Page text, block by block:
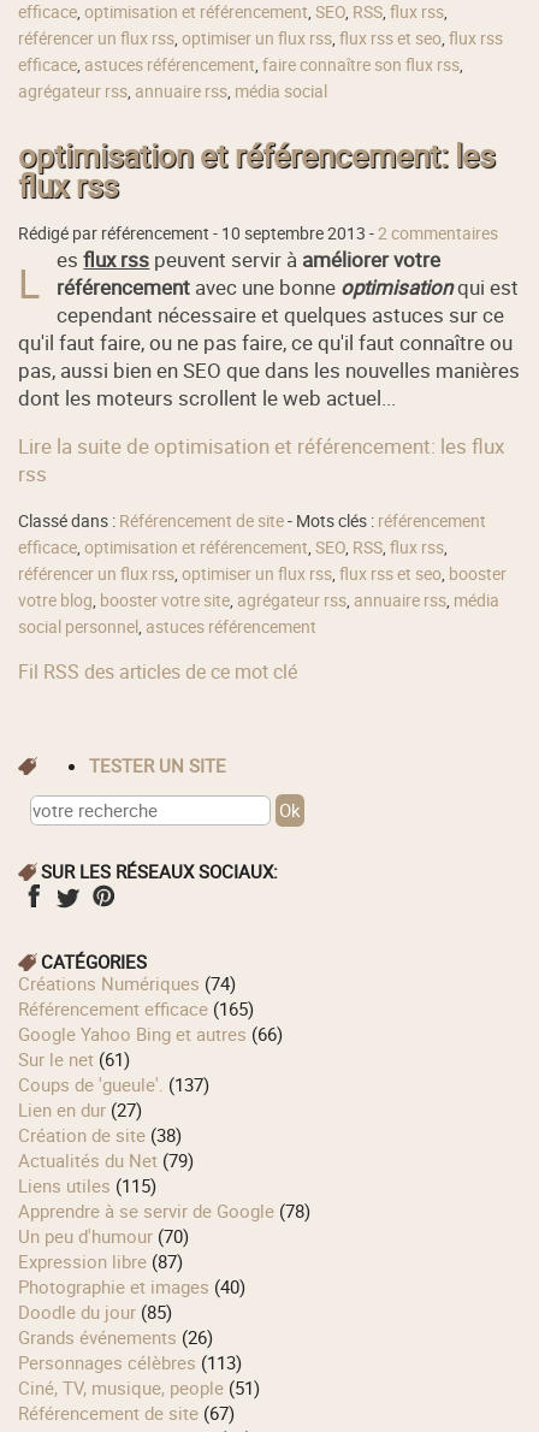
efficace,optimisation et référencement,SEO, RSS,flux rss,
référencer un flux rss,optimiser un flux rss,flux rss et seo,flux rss
efficace, astuces référencement,faire connaître son flux rss,
agrégateur rss, annuaire rss, média social
optimisation et référencement: les
flux rss
Rédigé par référencement - 10 septembre 2013 -2 commentaires
L esflux rss peuvent servir à améliorer votre
référencement avec une bonne optimisationqui est
cependant nécessaire et quelques astuces sur ce
qu'il faut faire, ou ne pas faire, ce qu'il faut connaître ou
pas, aussi bien en SEO que dans les nouvelles manières
dont les moteurs scrollent le web actuel...
Lire la suite de optimisation et référencement: les flux
rss
Classé dans : Référencement de site- Mots clés : référencement
efficace,optimisation et référencement,SEO, RSS,flux rss,
référencer un flux rss,optimiser un flux rss,flux rss et seo, booster
votre blog, booster votre site, agrégateur rss, annuaire rss, média
social personnel , astuces référencement
Fil RSS des articles de ce mot clé
TESTER UN SITE
SUR LES RÉSEAUX SOCIAUX:
CATÉGORIES
Créations Numériques (74)
Référencement efficace (165)
Google Yahoo Bing et autres (66)
Sur le net (61)
Coups de 'gueule'. (137)
Lien en dur (27)
Création de site (38)
Actualités du Net (79)
Liens utiles (115)
Apprendre à se servir de Google (78)
Un peu d'humour (70)
Expression libre (87)
Photographie et images (40)
Doodle du jour (85)
Grands événements (26)
Personnages célèbres (113)
Ciné, TV, musique, people (51)
Référencement de site (67)